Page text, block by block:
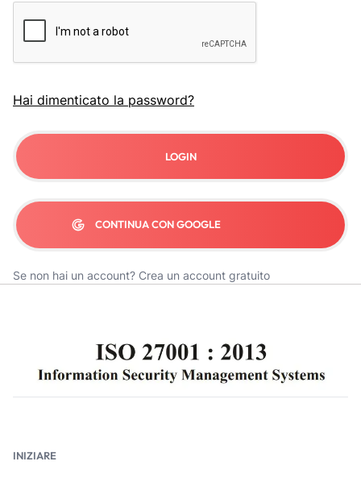
Hai dimenticato la password?
LOGIN
CONTINUA CON GOOGLE
Se non hai un account? Crea un account gratuito
INIZIARE